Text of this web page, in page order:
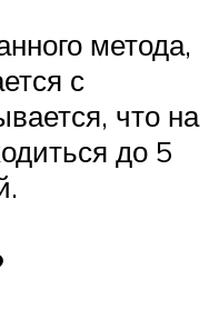
метода,
с
что на
до 5